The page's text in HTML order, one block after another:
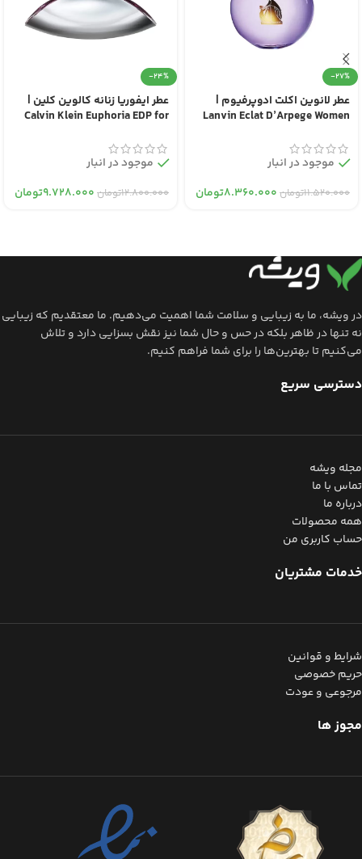
-27%
عطر لانوین اکلت ادوپرفیوم |
Lanvin Eclat D’Arpege Women
موجود در انبار
۱۱.۵۲۰.۰۰۰تومان ۸.۳۶۰.۰۰۰تومان
-24%
عطر ایفوریا زنانه کالوین کلین |
Calvin Klein Euphoria EDP for
موجود در انبار
۱۲.۸۰۰.۰۰۰تومان ۹.۷۲۸.۰۰۰تومان
در ویشه، ما به زیبایی و سلامت شما اهمیت می‌دهیم. ما معتقدیم که زیبایی
نه تنها در ظاهر بلکه در حس و حال شما نیز نقش بسزایی دارد و تلاش
می‌کنیم تا بهترین‌ها را برای شما فراهم کنیم.
دسترسی سریع
مجله ویشه
تماس با ما
درباره ما
همه محصولات
حساب کاربری من
خدمات مشتریان
شرایط و قوانین
حریم خصوصی
مرجوعی و عودت
مجوز ها